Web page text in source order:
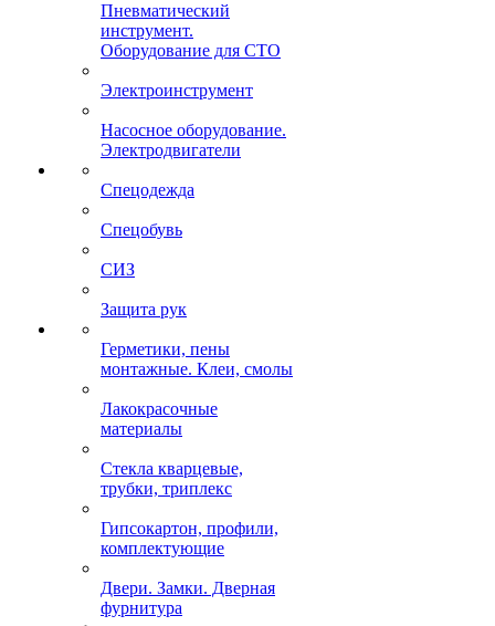
Пневматический
инструмент.
Оборудование для СТО
Электроинструмент
Насосное оборудование.
Электродвигатели
Спецодежда
Спецобувь
СИЗ
Защита рук
Герметики, пены
монтажные. Клеи, смолы
Лакокрасочные
материалы
Стекла кварцевые,
трубки, триплекс
Гипсокартон, профили,
комплектующие
Двери. Замки. Дверная
фурнитура